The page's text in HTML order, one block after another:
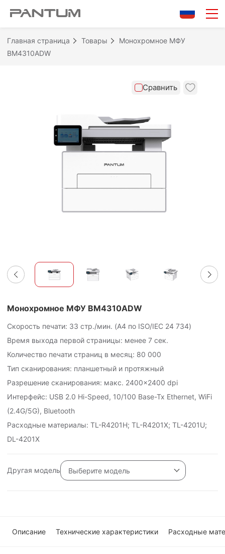
Главная страница Товары
Монохромное МФУ
BM4310ADW
Сравнить
Монохромное МФУ BM4310ADW
Скорость печати: 33 стр./мин. (A4 по ISO/IEC 24 734)
Время выхода первой страницы: менее 7 сек.
Количество печати страниц в месяц: 80 000
Тип сканирования: планшетный и протяжный
Разрешение сканирования: макс. 2400×2400 dpi
Интерфейс: USB 2.0 Hi-Speed, 10/100 Base-Tx Ethernet, WiFi
(2.4G/5G), Bluetooth
Расходные материалы: TL-R4201H; TL-R4201X; TL-4201U;
DL-4201X
Другая модель Выберите модель
Описание Технические характеристики Расходные
Очистить Сравнить